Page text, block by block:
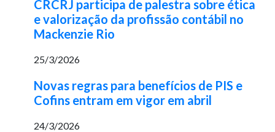
CRCRJ participa de palestra sobre ética
e valorização da profissão contábil no
Mackenzie Rio
25/3/2026
Novas regras para benefícios de PIS e
Cofins entram em vigor em abril
24/3/2026